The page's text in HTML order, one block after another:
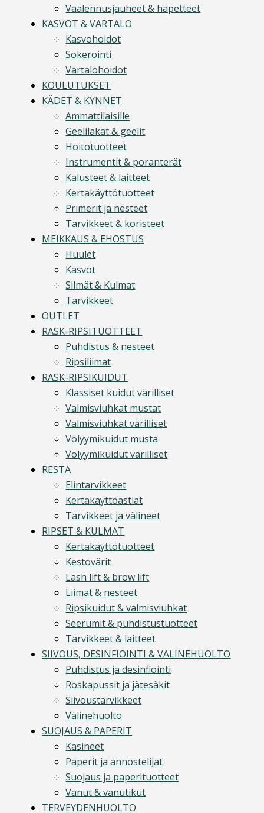
Vaalennusjauheet & hapetteet
KASVOT & VARTALO
Kasvohoidot
Sokerointi
Vartalohoidot
KOULUTUKSET
KÄDET & KYNNET
Ammattilaisille
Geelilakat & geelit
Hoitotuotteet
Instrumentit & poranterät
Kalusteet & laitteet
Kertakäyttötuotteet
Primerit ja nesteet
Tarvikkeet & koristeet
MEIKKAUS & EHOSTUS
Huulet
Kasvot
Silmät & Kulmat
Tarvikkeet
OUTLET
RASK-RIPSITUOTTEET
Puhdistus & nesteet
Ripsiliimat
RASK-RIPSIKUIDUT
Klassiset kuidut värilliset
Valmisviuhkat mustat
Valmisviuhkat värilliset
Volyymikuidut musta
Volyymikuidut värilliset
RESTA
Elintarvikkeet
Kertakäyttöastiat
Tarvikkeet ja välineet
RIPSET & KULMAT
Kertakäyttötuotteet
Kestovärit
Lash lift & brow lift
Liimat & nesteet
Ripsikuidut & valmisviuhkat
Seerumit & puhdistustuotteet
Tarvikkeet & laitteet
SIIVOUS, DESINFIOINTI & VÄLINEHUOLTO
Puhdistus ja desinfiointi
Roskapussit ja jätesäkit
Siivoustarvikkeet
Välinehuolto
SUOJAUS & PAPERIT
Käsineet
Paperit ja annostelijat
Suojaus ja paperituotteet
Vanut & vanutikut
TERVEYDENHUOLTO